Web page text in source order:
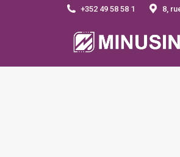
+352 49 58 58 1 8,